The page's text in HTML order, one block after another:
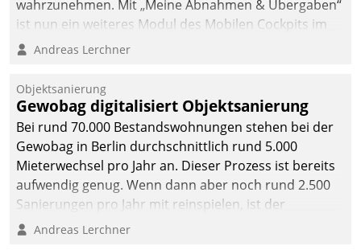
wahrzunehmen. Mit „Meine Abnahmen & Übergaben“
ist nun ein weiteres Modul des Mobilen Cockpits im
Einsatz.
Andreas Lerchner
Objektsanierung
Gewobag digitalisiert Objektsanierung
Bei rund 70.000 Bestandswohnungen stehen bei der
Gewobag in Berlin durchschnittlich rund 5.000
Mieterwechsel pro Jahr an. Dieser Prozess ist bereits
aufwendig genug. Wenn dann aber noch rund 2.500
Sanierungen pro Jahr mit reinspielen, ist der
Betreuungs- und Organisationsaufwand immens. Im
Andreas Lerchner